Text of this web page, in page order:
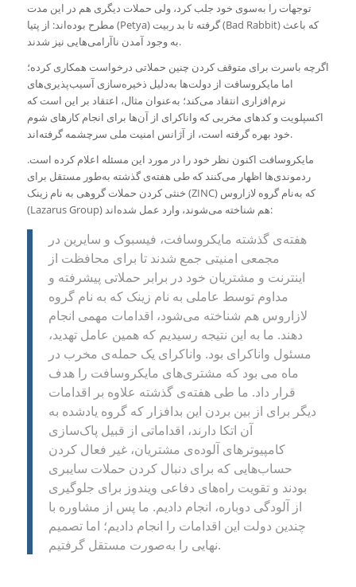
توجهات را به‌سوی خود جلب کرد، ولی حملات دیگری هم در این مدت
مطرح بوده‌اند: از پتیا (Petya) گرفته تا بد‌ ربیت (Bad Rabbit) که باعث
به وجود آمدن ناآرامی‌هایی نیز شدند.
اگرچه باسرت برای متوقف کردن چنین حملاتی درخواست همکاری کرده‌؛
اما مایکروسافت از دولت‌ها به‌دلیل ذخیره‌سازی آسیب‌پذیری‌های
نرم‌افزاری انتقاد می‌کند؛ به‌عنوان مثال، اعتقاد بر این است که
اکسپلویت و کدهای مخربی که واناکرای از آن‌ها برای انجام کارهای شوم
خود بهره گرفته است، از آژانس امنیت ملی سرچشمه گرفته‌اند.
مایکروسافت اکنون نظر خود را در مورد این مسئله اعلام کرده است.
ردموندی‌ها اظهار می‌کنند که طی هفته‌ی گذشته به‌طور مستقل برای
خنثی کردن حملات گروهی به نام زینک (ZINC) که به‌نام گروه لازاروس
(Lazarus Group) هم شناخته می‌شوند، وارد عمل شده‌اند:
هفته‌ی گذشته مایکروسافت، فیسبوک و سایرین در
مجمعی امنیتی جمع شدند تا برای محافظت از
اینترنت و مشتریان خود در برابر حملاتی پیشرفته و
مداوم توسط عاملی به نام زینک که به نام گروه
لازاروس هم شناخته می‌شود، اقدامات مهمی انجام
دهند. ما به این نتیجه رسیدیم که همین عامل تهدید،
مسئول واناکرای بود. واناکرای یک حمله‌ی مخرب در
ماه می بود که مشتری‌های مایکروسافت را هدف
قرار داد. ما طی هفته‌ی گذشته علاوه بر اقدامات
دیگر برای از بین بردن این بدافزار که گروه یادشده به
آن اتکا دارند، اقداماتی از قبیل پاک‌سازی
کامپیوترهای آلوده‌ی مشتریان، غیر فعال کردن
حساب‌هایی که برای دنبال‌ کردن حملات سایبری
بودند و تقویت راه‌های دفاعی ویندوز برای جلوگیری
از آلودگی دوباره، انجام دادیم. ما پس از مشاوره با
چندین دولت این اقدامات را انجام دادیم؛ اما تصمیم
نهایی را به‌صورت مستقل گرفتیم.